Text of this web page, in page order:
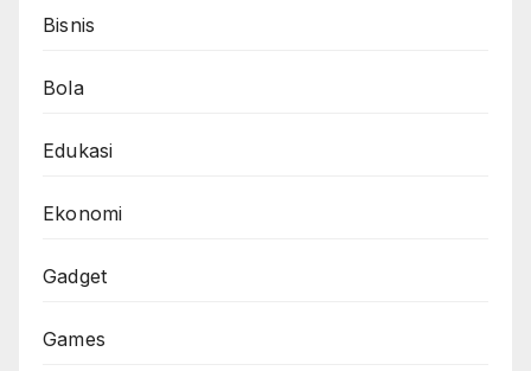
Bisnis
Bola
Edukasi
Ekonomi
Gadget
Games